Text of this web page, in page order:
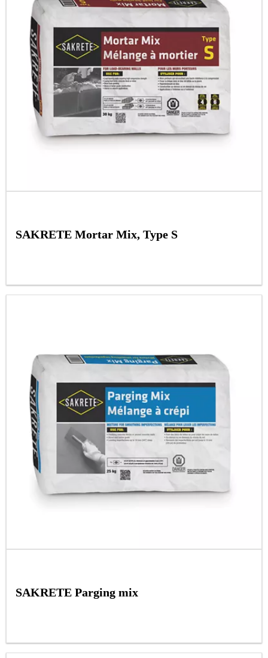
SAKRETE Mortar Mix, Type S
SAKRETE Parging mix